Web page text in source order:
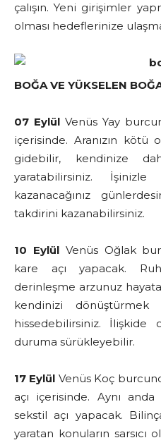
çalışın. Yeni girişimler
olması hedeflerinize
BOĞA VE YÜKSELEN
07 Eylül Venüs Yay
içerisinde. Aranızın kötü
gidebilir, kendinize
yaratabilirsiniz.
kazanacağınız
takdirini kazanabilirsiniz.
10 Eylül Venüs Oğlak
kare açı yapacak.
derinleşme arzunuz hayata
kendinizi dönüştürmek
hissedebilirsiniz.
duruma sürükleyebilir.
17 Eylül Venüs Koç
açı içerisinde. Aynı
sekstil açı yapacak.
yaratan konuların